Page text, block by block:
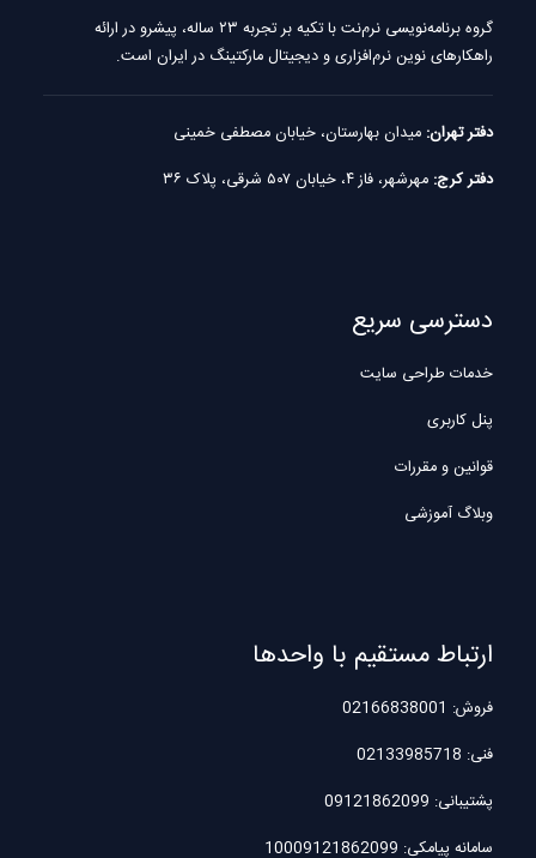
گروه برنامه‌نویسی نرم‌نت با تکیه بر تجربه ۲۳ ساله، پیشرو در ارائه
راهکارهای نوین نرم‌افزاری و دیجیتال مارکتینگ در ایران است.
دفتر تهران: میدان بهارستان، خیابان مصطفی خمینی
دفتر کرج: مهرشهر، فاز ۴، خیابان ۵۰۷ شرقی، پلاک ۳۶
دسترسی سریع
خدمات طراحی سایت
پنل کاربری
قوانین و مقررات
وبلاگ آموزشی
ارتباط مستقیم با واحدها
فروش: 02166838001
فنی: 02133985718
پشتیبانی: 09121862099
سامانه پیامکی: 10009121862099